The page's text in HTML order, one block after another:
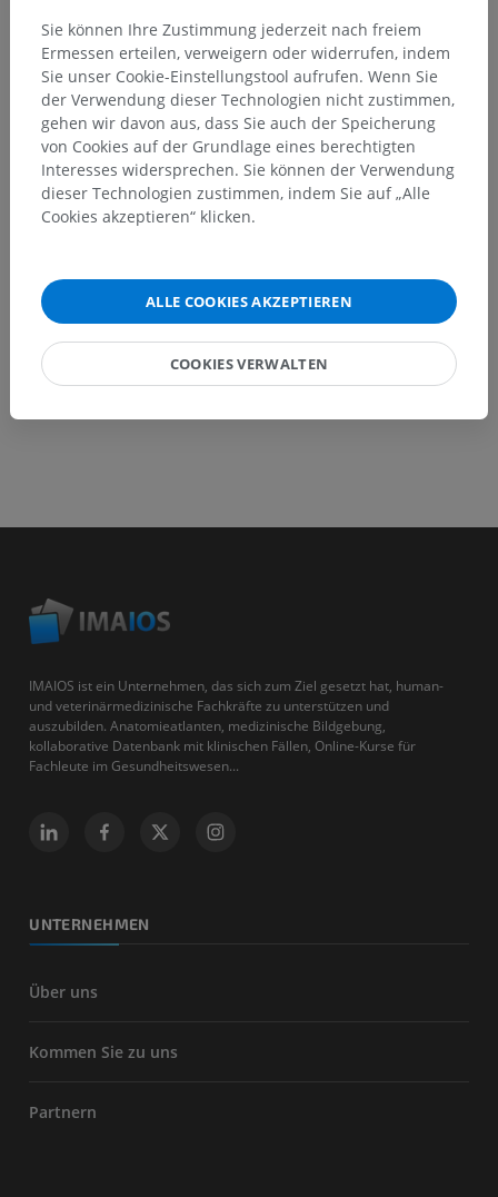
Sie haben einen Fehler gefunden?
Sie können gerne eine Berichtigung, Übersetzung oder
inhaltliche Verbesserung vorschlagen.
Ein Problem melden
IMAIOS ist ein Unternehmen, das sich zum Ziel gesetzt hat, human-
und veterinärmedizinische Fachkräfte zu unterstützen und
auszubilden. Anatomieatlanten, medizinische Bildgebung,
kollaborative Datenbank mit klinischen Fällen, Online-Kurse für
Fachleute im Gesundheitswesen...
UNTERNEHMEN
Über uns
Kommen Sie zu uns
Partnern
Sie können Ihre Zustimmung jederzeit nach freiem
Ermessen erteilen, verweigern oder widerrufen, indem
Sie unser Cookie-Einstellungstool aufrufen. Wenn Sie
der Verwendung dieser Technologien nicht zustimmen,
gehen wir davon aus, dass Sie auch der Speicherung
von Cookies auf der Grundlage eines berechtigten
Interesses widersprechen. Sie können der Verwendung
dieser Technologien zustimmen, indem Sie auf „Alle
Cookies akzeptieren“ klicken.
ALLE COOKIES AKZEPTIEREN
COOKIES VERWALTEN